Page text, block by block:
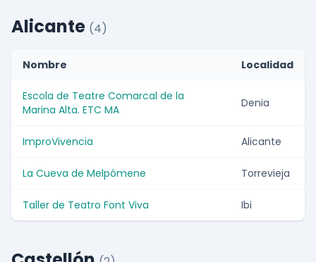
Alicante (4)
Nombre Localidad
Escola de Teatre Comarcal de la
Marina Alta. ETC MA
Denia
ImproVivencia Alicante
La Cueva de Melpómene Torrevieja
Taller de Teatro Font Viva Ibi